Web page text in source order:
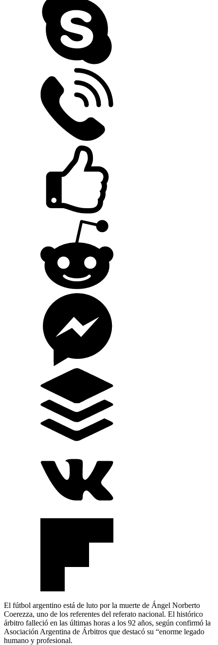
El fútbol argentino está de luto por la muerte de Ángel Norberto
Coerezza, uno de los referentes del referato nacional. El histórico
árbitro falleció en las últimas horas a los 92 años, según confirmó la
Asociación Argentina de Árbitros que destacó su “enorme legado
humano y profesional.